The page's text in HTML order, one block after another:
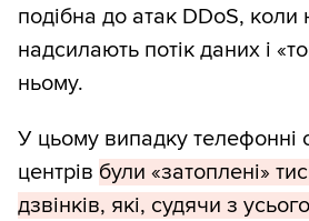
подібна до атак DDoS,
надсилають потік даних і
ньому.
У цьому випадку телефонні
центрів були «затоплені»
дзвінків, які, судячи з